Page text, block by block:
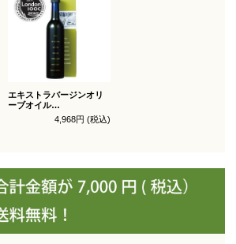
エキストラバージンオリ
ーブオイル
トルトサ 450g 1本箱入
（スペイン自社農園産）
4,968円 (税込)